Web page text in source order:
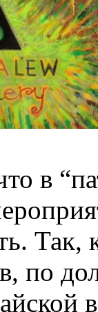
в
Так,
по